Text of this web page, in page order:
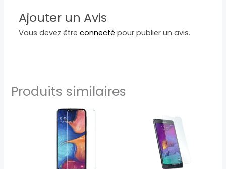
Ajouter un Avis
Vous devez êtreconnecté pour publier un avis.
Produits similaires